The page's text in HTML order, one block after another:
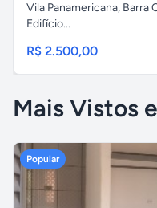
Vila Panamericana, Barra
Edifício...
R$ 2.500,00
Mais Vistos
Popular